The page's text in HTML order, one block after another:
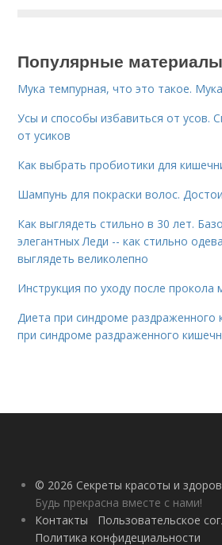
Популярные материалы
Мука темпурная, что это такое.
Усы и способы избавиться от усов.
от усиков
Как выбрать пробиотики для
Шампунь для покраски волос.
Как выглядеть стильно в 30 лет.
элегантных Леди -- как стильно
выглядеть великолепно
Инструкция по уходу после прокола
Диета при синдроме раздраженного
при синдроме раздраженного
© 2026 Секреты красоты и
Будь прекрасна вместе с нами!
Контакты
Пользовательское
Политика конфидециальности